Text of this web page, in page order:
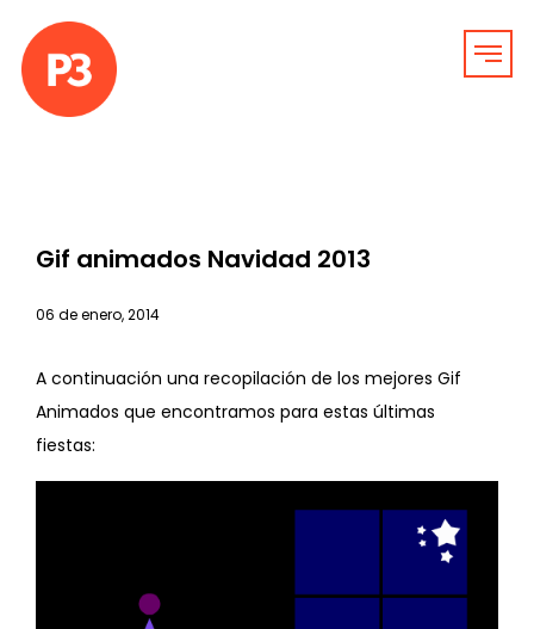
Gif animados Navidad 2013
06 de enero, 2014
A continuación una recopilación de los mejores Gif
Animados que encontramos para estas últimas
fiestas: